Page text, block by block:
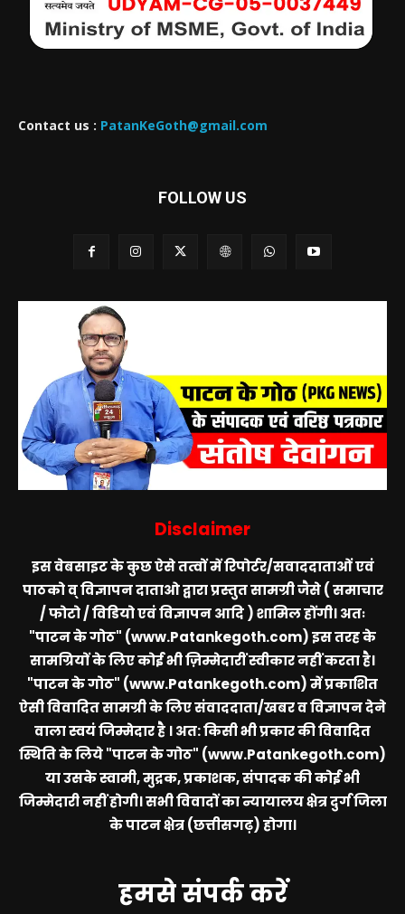
Contact us : PatanKeGoth@gmail.com
FOLLOW US
Disclaimer
इस वेबसाइट के कुछ ऐसे तत्वों में रिपोर्टर/सवाददाताओं एवं
पाठको व् विज्ञापन दाताओ द्वारा प्रस्तुत सामग्री जैसे ( समाचार
/ फोटो / विडियो एवं विज्ञापन आदि ) शामिल होंगी। अतः
"पाटन के गोठ" (www.Patankegoth.com)इस तरह के
सामग्रियों के लिए कोई भी ज़िम्मेदारीं स्वीकार नहीं करता है।
"पाटन के गोठ" (www.Patankegoth.com)में प्रकाशित
ऐसी विवादित सामग्री के लिए संवाददाता/खबर व विज्ञापन देने
वाला स्वयं जिम्मेदार है । अत: किसी भी प्रकार की विवादित
स्थिति के लिये"पाटन के गोठ" (www.Patankegoth.com)
या उसके स्वामी, मुद्रक, प्रकाशक, संपादक की कोई भी
जिम्मेदारी नहीं होगी। सभी विवादों का न्यायालय क्षेत्र दुर्ग जिला
के पाटन क्षेत्र (छत्तीसगढ़) होगा।
हमसे संपर्क करें